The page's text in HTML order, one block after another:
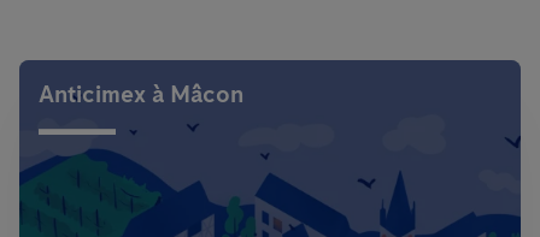
Anticimex à Mâcon